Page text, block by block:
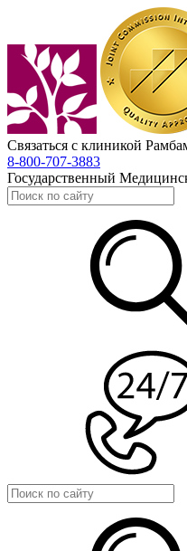
Связаться с клиникой
8-800-707-3883
Государственный